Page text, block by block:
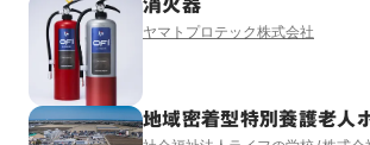
消火器
ヤマトプロテック株式会社
地域密着型特別養護老人